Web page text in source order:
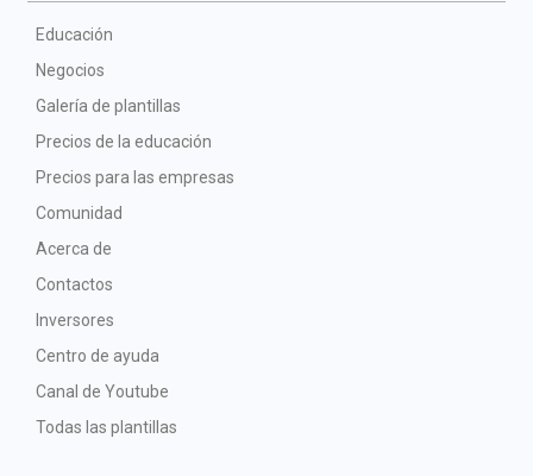
Educación
Negocios
Galería de plantillas
Precios de la educación
Precios para las empresas
Comunidad
Acerca de
Contactos
Inversores
Centro de ayuda
Canal de Youtube
Todas las plantillas